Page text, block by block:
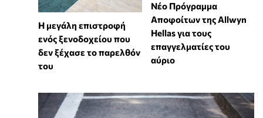
Η μεγάλη επιστροφή
ενός ξενοδοχείου που
δεν ξέχασε το παρελθόν
του
Νέο Πρόγραμμα
Αποφοίτων της Allwyn
Hellas για τους
επαγγελματίες του
αύριο